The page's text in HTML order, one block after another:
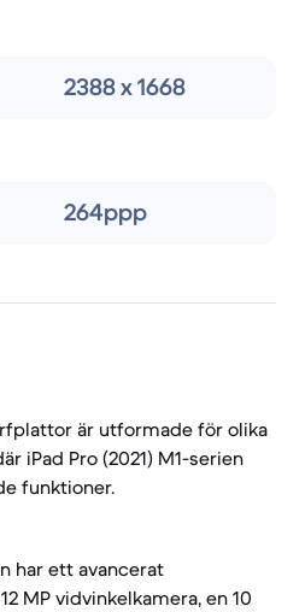
2388 x 1668
264ppp
är utformade för olika
iPad Pro (2021) M1-serien
funktioner.
har ett avancerat
MP vidvinkelkamera, en 10